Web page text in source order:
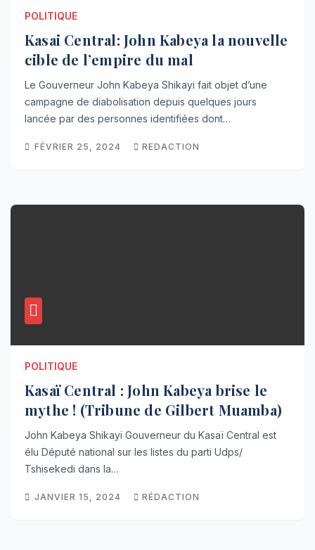
POLITIQUE
Kasai Central: John Kabeya la nouvelle
cible de l’empire du mal
Le Gouverneur John Kabeya Shikayi fait objet d’une
campagne de diabolisation depuis quelques jours
lancée par des personnes identifiées dont…
FÉVRIER 25, 2024 REDACTION
POLITIQUE
Kasaï Central : John Kabeya brise le
mythe ! (Tribune de Gilbert Muamba)
John Kabeya Shikayi Gouverneur du Kasaï Central est
élu Député national sur les listes du parti Udps/
Tshisekedi dans la…
JANVIER 15, 2024 RÉDACTION